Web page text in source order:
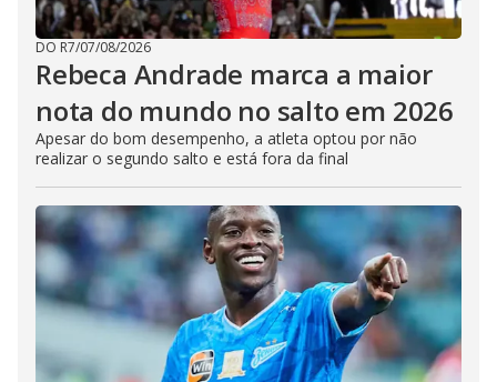
DO R7/07/08/2026
Rebeca Andrade marca a maior
nota do mundo no salto em 2026
Apesar do bom desempenho, a atleta optou por não
realizar o segundo salto e está fora da final